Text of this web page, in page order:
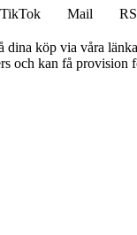
TikTok Mail
dina köp via våra
kan få